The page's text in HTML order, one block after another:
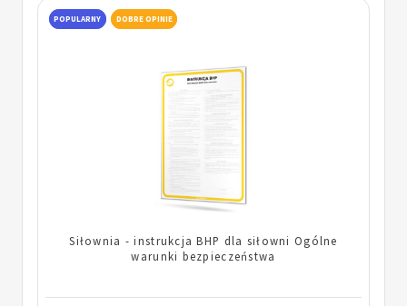
POPULARNY DOBRE OPINIE
Siłownia - instrukcja BHP dla siłowni Ogólne
warunki bezpieczeństwa